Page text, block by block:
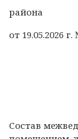
района
от 19.05.2026
Состав